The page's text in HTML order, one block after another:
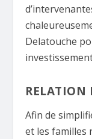
Delatouche
RELATION
Afin de
et les familles